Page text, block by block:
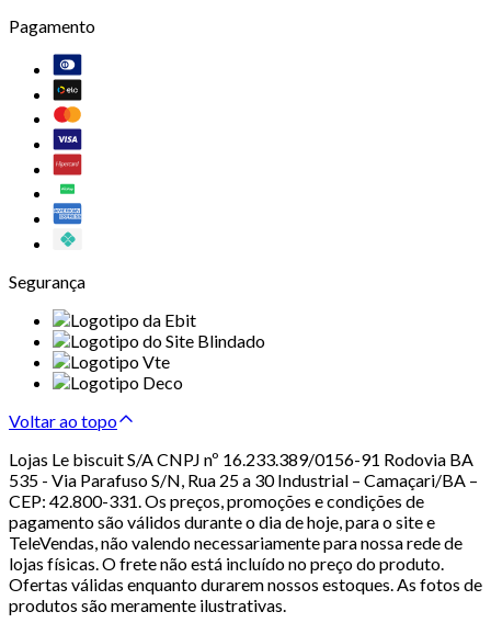
Pagamento
Segurança
Voltar ao topo
Lojas Le biscuit S/A CNPJ nº 16.233.389/0156-91 Rodovia BA
535 - Via Parafuso S/N, Rua 25 a 30 Industrial – Camaçari/BA –
CEP: 42.800-331. Os preços, promoções e condições de
pagamento são válidos durante o dia de hoje, para o site e
TeleVendas, não valendo necessariamente para nossa rede de
lojas físicas. O frete não está incluído no preço do produto.
Ofertas válidas enquanto durarem nossos estoques. As fotos de
produtos são meramente ilustrativas.